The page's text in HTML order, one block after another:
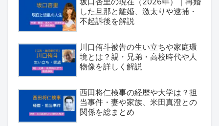
した旦那と離婚、激太りや逮捕・
不起訴後を解説
川口侑斗被告の生い立ちや家庭環
境とは？親・兄弟・高校時代や人
物像を詳しく解説
西田将仁検事の経歴や大学は？担
当事件・妻や家族、米田真澄との
関係を総まとめ